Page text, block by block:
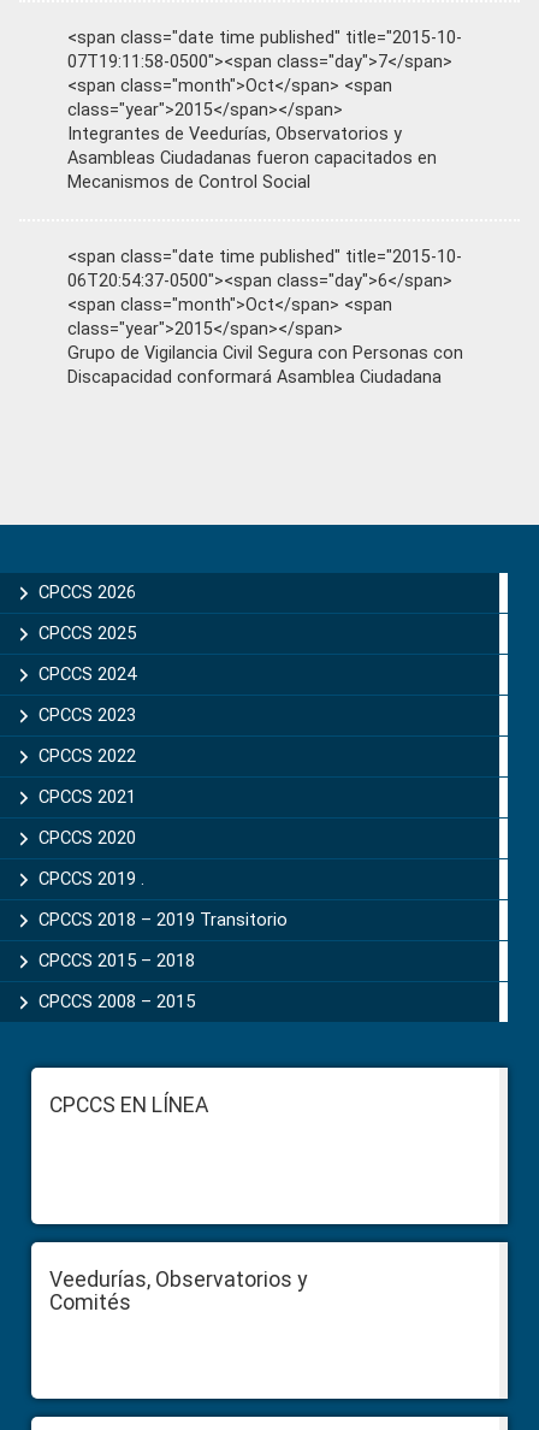
<span class="date time published" title="2015-10-
07T19:11:58-0500"><span class="day">7</span>
<span class="month">Oct</span> <span
class="year">2015</span></span>
Integrantes de Veedurías, Observatorios y
Asambleas Ciudadanas fueron capacitados en
Mecanismos de Control Social
<span class="date time published" title="2015-10-
06T20:54:37-0500"><span class="day">6</span>
<span class="month">Oct</span> <span
class="year">2015</span></span>
Grupo de Vigilancia Civil Segura con Personas con
Discapacidad conformará Asamblea Ciudadana
Sidebar
CPCCS 2026
CPCCS 2025
CPCCS 2024
CPCCS 2023
CPCCS 2022
CPCCS 2021
CPCCS 2020
CPCCS 2019 .
CPCCS 2018 – 2019 Transitorio
CPCCS 2015 – 2018
CPCCS 2008 – 2015
FooterCPCCS EN LÍNEA
Veedurías, Observatorios y
Comités